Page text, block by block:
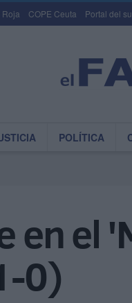
Roja COPE Ceuta Portal del
POLÍTICA
en el
0)